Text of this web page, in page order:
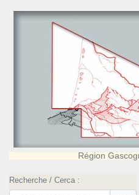
Région
Recherche / Cerca :